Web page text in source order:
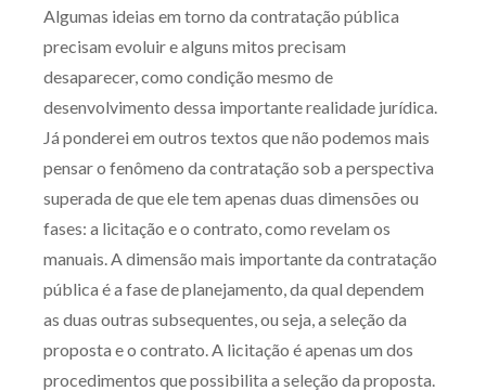
Algumas ideias em torno da contratação pública
precisam evoluir e alguns mitos precisam
desaparecer, como condição mesmo de
desenvolvimento dessa importante realidade jurídica.
Já ponderei em outros textos que não podemos mais
pensar o fenômeno da contratação sob a perspectiva
superada de que ele tem apenas duas dimensões ou
fases: a licitação e o contrato, como revelam os
manuais. A dimensão mais importante da contratação
pública é a fase de planejamento, da qual dependem
as duas outras subsequentes, ou seja, a seleção da
proposta e o contrato. A licitação é apenas um dos
procedimentos que possibilita a seleção da proposta.